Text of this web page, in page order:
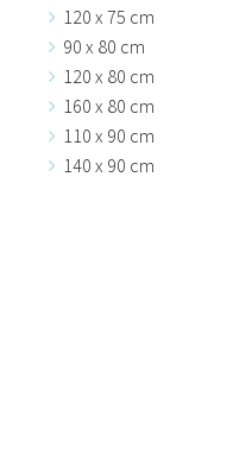
120 x 75 cm
90 x 80 cm
120 x 80 cm
160 x 80 cm
110 x 90 cm
140 x 90 cm